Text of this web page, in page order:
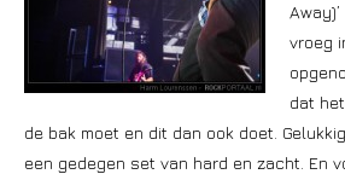
vroeg
dat
de bak moet en dit dan ook doet.
een gedegen set van hard en zacht. En